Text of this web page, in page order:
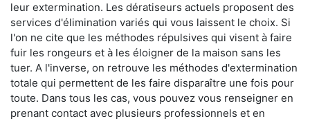
leur extermination. Les dératiseurs actuels proposent des
services d'élimination variés qui vous laissent le choix. Si
l'on ne cite que les méthodes répulsives qui visent à faire
fuir les rongeurs et à les éloigner de la maison sans les
tuer. A l'inverse, on retrouve les méthodes d'extermination
totale qui permettent de les faire disparaître une fois pour
toute. Dans tous les cas, vous pouvez vous renseigner en
prenant contact avec plusieurs professionnels et en